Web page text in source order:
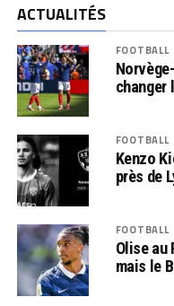
ACTUALITÉS
FOOTBALL
changer
FOOTBALL
Kenzo
près de
FOOTBALL
Olise au
mais le